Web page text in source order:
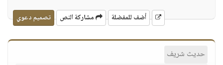
أضف للمفضلة مشاركة النص تصميم دعوي
حديث شريف